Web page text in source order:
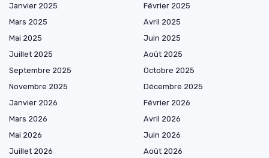
Janvier 2025
Février 2025
Mars 2025
Avril 2025
Mai 2025
Juin 2025
Juillet 2025
Août 2025
Septembre 2025
Octobre 2025
Novembre 2025
Décembre 2025
Janvier 2026
Février 2026
Mars 2026
Avril 2026
Mai 2026
Juin 2026
Juillet 2026
Août 2026